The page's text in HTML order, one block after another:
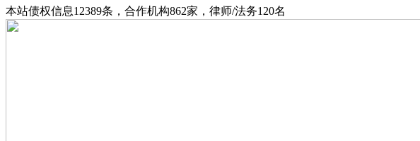
本站债权信息12389条，合作机构862家，律师/法务120名